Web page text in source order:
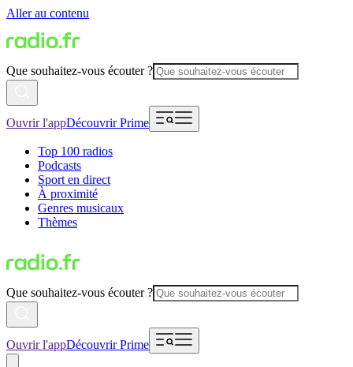
Aller au contenu
Que souhaitez-vous écouter ?
Ouvrir l'appDécouvrir Prime
Top 100 radios
Podcasts
Sport en direct
À proximité
Genres musicaux
Thèmes
Que souhaitez-vous écouter ?
Ouvrir l'appDécouvrir Prime